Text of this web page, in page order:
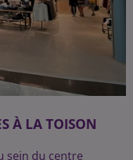
À LA TOISON
sein du centre